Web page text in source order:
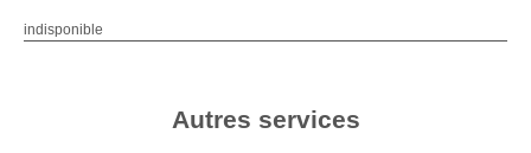
indisponible
Autres services